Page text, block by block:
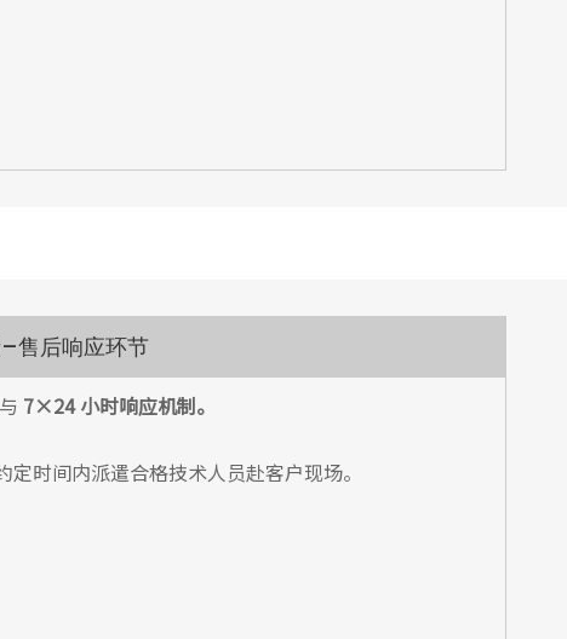
售后响应环节
7×24 小时响应机制。
时间内派遣合格技术人员赴客户现场。